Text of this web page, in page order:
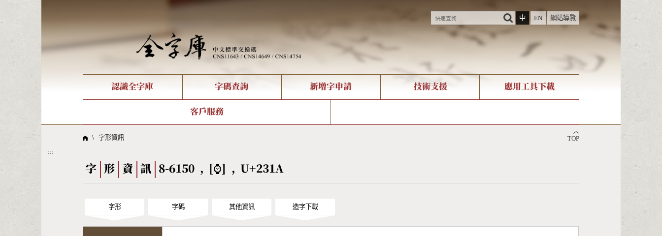
:::
中
EN 網站導覽
認識全字庫
全字庫現況
線上教學
字碼查詢
部件查詢
倉頡查詢
Big5查詢 拼音查詢
新增字申請 技術支援
造字解決方案
應用工具下載
字形下載
客戶服務
問題集
︿
TOP
\ 字形資訊
:::
字 形 資 訊 8-6150 , [⌚] , U+231A
字形 字碼 其他資訊 造字下載